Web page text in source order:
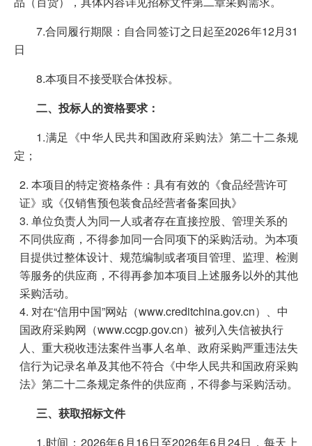
7.合同履行期限：自合同签订之日起至2026年12月31
日
8.本项目不接受联合体投标。
二、投标人的资格要求：
1.满足《中华人民共和国政府采购法》第二十二条规
定；
本项目的特定资格条件：具有有效的《食品经营许可
证》或《仅销售预包装食品经营者备案回执》
单位负责人为同一人或者存在直接控股、管理关系的
不同供应商，不得参加同一合同项下的采购活动。为本项
目提供过整体设计、规范编制或者项目管理、监理、检测
等服务的供应商，不得再参加本项目上述服务以外的其他
采购活动。
对在“信用中国”网站（www.creditchina.gov.cn）、中
国政府采购网（www.ccgp.gov.cn）被列入失信被执行
人、重大税收违法案件当事人名单、政府采购严重违法失
信行为记录名单及其他不符合《中华人民共和国政府采购
法》第二十二条规定条件的供应商，不得参与采购活动。
三、获取招标文件
1.时间：2026年6月16日至2026年6月24日 ，每天上